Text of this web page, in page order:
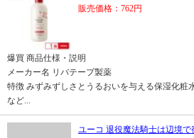
販売価格：762円
爆買 商品仕様・説明
メーカー名 リバテープ製薬
特徴 みずみずしさとうるおいを与える保湿化粧
など...
ユーコ 退役魔法騎士は辺境